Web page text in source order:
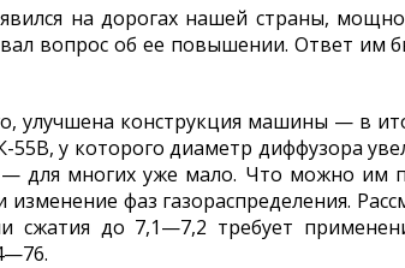
на дорогах нашей страны,
вопрос об ее повышении. Ответ им
улучшена конструкция машины — в
у которого диаметр диффузора
многих уже мало. Что можно им
фаз газораспределения.
сжатия до 7,1—7,2 требует